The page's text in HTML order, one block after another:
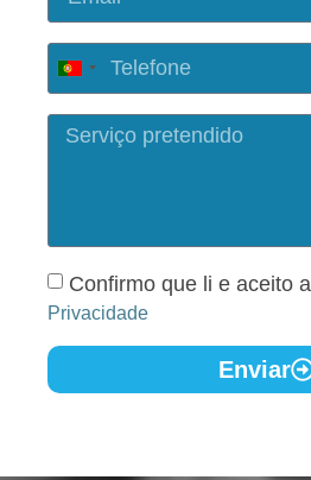
Portugal
Confirmo que li e aceito a
Privacidade
Enviar